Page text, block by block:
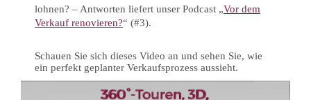
lohnen? – Antworten liefert unser Podcast „Vor dem
Verkauf renovieren?“ (#3).
Schauen Sie sich dieses Video an und sehen Sie, wie
ein perfekt geplanter Verkaufsprozess aussieht.